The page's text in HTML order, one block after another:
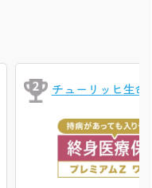
チューリッヒ生命